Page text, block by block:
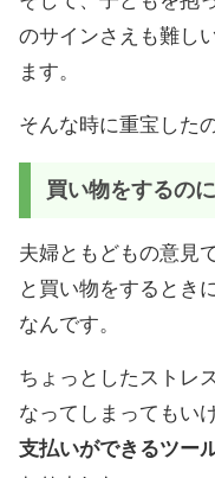
のサインさえも難し
ます。
そんな時に重宝したの
買い物をするの
夫婦ともどもの意見
と買い物をするとき
なんです。
ちょっとしたストレ
なってしまってもい
支払いができるツー